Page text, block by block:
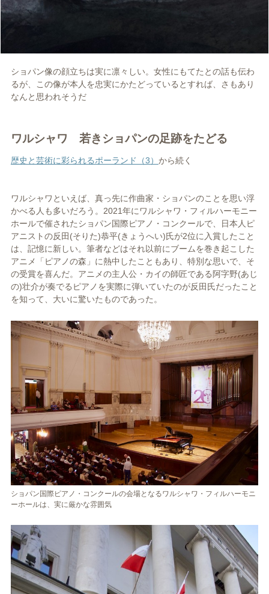
ショパン像の顔立ちは実に凛々しい。女性にもてたとの話も伝わ
るが、この像が本人を忠実にかたどっているとすれば、さもあり
なんと思われそうだ
ワルシャワ 若きショパンの足跡をたどる
歴史と芸術に彩られるポーランド（3） から続く
ワルシャワといえば、真っ先に作曲家・ショパンのことを思い浮
かべる人も多いだろう。2021年にワルシャワ・フィルハーモニー
ホールで催されたショパン国際ピアノ・コンクールで、日本人ピ
アニストの反田(そりた)恭平(きょうへい)氏が2位に入賞したこと
は、記憶に新しい。筆者などはそれ以前にブームを巻き起こした
アニメ「ピアノの森」に熱中したこともあり、特別な思いで、そ
の受賞を喜んだ。アニメの主人公・カイの師匠である阿字野(あじ
の)壮介が奏でるピアノを実際に弾いていたのが反田氏だったこと
を知って、大いに驚いたものであった。
ショパン国際ピアノ・コンクールの会場となるワルシャワ・フィルハーモニ
ーホールは、実に厳かな雰囲気